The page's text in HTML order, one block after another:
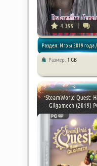
4 399
Раздел: Игры 2019 года /
Размер: 1 GB
SteamWorld Quest:
Gilgamech (2019)